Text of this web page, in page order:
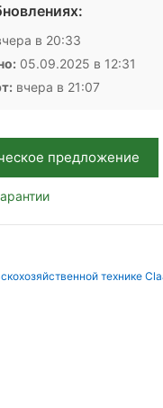
в 20:33
05.09.2025 в 12:31
вчера в 21:07
предложение
технике